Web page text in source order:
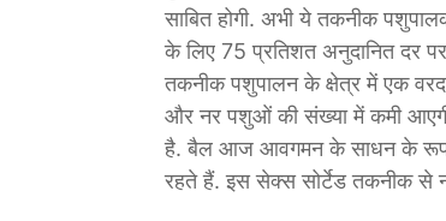
साबित होगी. अभी ये तकनीक
के लिए 75 प्रतिशत अनुदानित दर
तकनीक पशुपालन के क्षेत्र में एक
और नर पशुओं की संख्या में कमी
है. बैल आज आवगमन के साधन के रूप
रहते हैं. इस सेक्स सोर्टेड तकनीक से